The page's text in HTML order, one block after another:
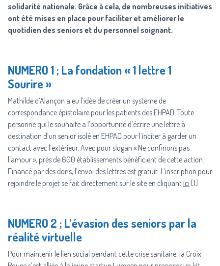
solidarité nationale. Grâce à cela, de nombreuses initiatives
ont été mises en place pour faciliter et améliorer le
quotidien des seniors et du personnel soignant.
NUMERO 1 ; La fondation « 1 lettre 1
Sourire »
Mathilde d’Alançon a eu l’idée de créer un système de
correspondance épistolaire pour les patients des EHPAD. Toute
personne qui le souhaite a l’opportunité d’écrire une lettre à
destination d’un senior isolé en EHPAD pour l’inciter à garder un
contact avec l’extérieur. Avec pour slogan « Ne confinons pas
l’amour », près de 600 établissements bénéficient de cette action.
Financé par des dons, l’envoi des lettres est gratuit. L’inscription pour
rejoindre le projet se fait directement sur le site en cliquant ici [1]
NUMERO 2 ; L’évasion des seniors par la
réalité virtuelle
Pour maintenir le lien social pendant cette crise sanitaire, la Croix